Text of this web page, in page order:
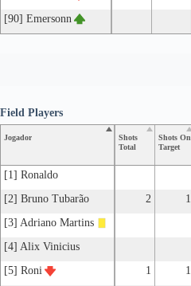
[90] Emersonn
Jogador
Shots
Total
Shots On
Target
[1] Ronaldo
[2] Bruno Tubarão
2 1
[3] Adriano Martins
[4] Alix Vinicius
[5] Roni
1 1
Field Players